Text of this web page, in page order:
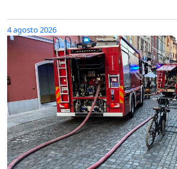
4 agosto 2026